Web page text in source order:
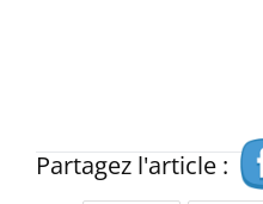
Partagez l'article :